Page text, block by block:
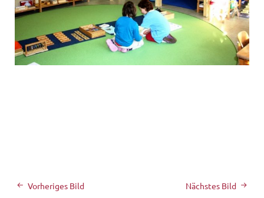
Nächstes Bild
Vorheriges Bild